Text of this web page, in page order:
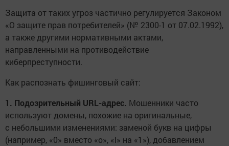
Защита от таких угроз частично регулируется Законом
«О защите прав потребителей» (№ 2300-1 от 07.02.1992),
а также другими нормативными актами,
направленными на противодействие
киберпреступности.
Как распознать фишинговый сайт:
1. Подозрительный URL-адрес. Мошенники часто
используют домены, похожие на оригинальные,
с небольшими изменениями: заменой букв на цифры
(например, «0» вместо «o», «l» на «1»), добавлением